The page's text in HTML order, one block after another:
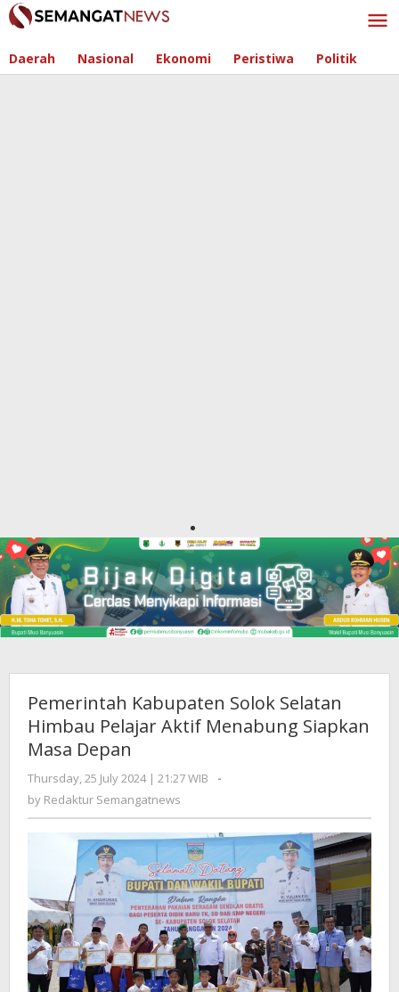
Skip
to
Daerah Nasional Ekonomi Peristiwa Politik
Pemerintah Kabupaten Solok Selatan
Himbau Pelajar Aktif Menabung Siapkan
Masa Depan
Thursday, 25 July 2024 | 21:27 WIB
by
-
by Redaktur Semangatnews